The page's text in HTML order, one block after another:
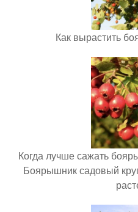
Как вырастить
Когда лучше сажать
Боярышник садовый